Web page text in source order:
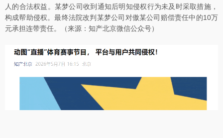
人的合法权益。某梦公司收到通知后明知侵权行为未及时采取措施，
构成帮助侵权。最终法院改判某梦公司对傲某公司赔偿责任中的10万
元承担连带责任。（来源：知产北京微信公众号）